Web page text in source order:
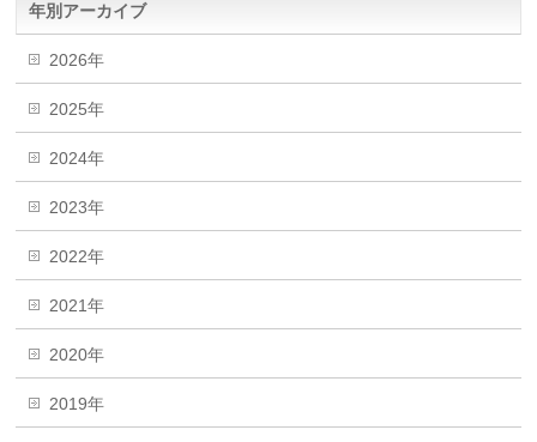
年別アーカイブ
2026年
2025年
2024年
2023年
2022年
2021年
2020年
2019年